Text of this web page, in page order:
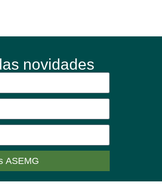
novidades
ASEMG